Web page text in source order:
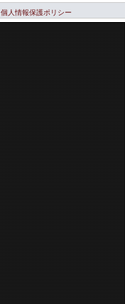
個人情報保護ポリシー